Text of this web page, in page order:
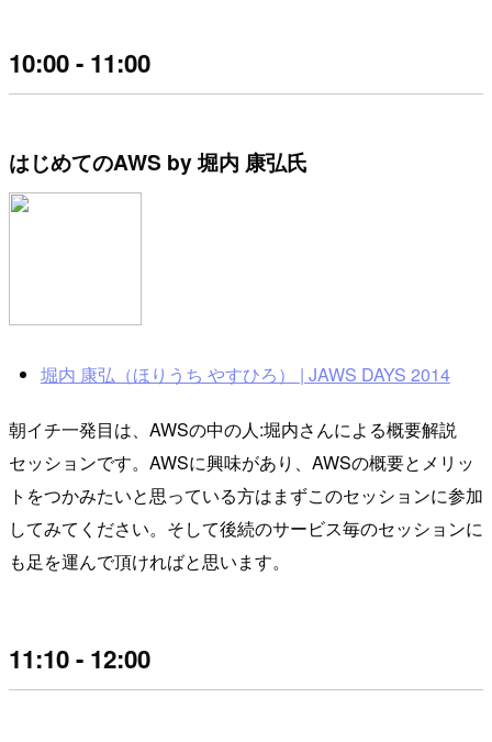
10:00 - 11:00
はじめてのAWS by 堀内 康弘氏
堀内 康弘（ほりうち やすひろ） | JAWS DAYS 2014
朝イチ一発目は、AWSの中の人:堀内さんによる概要解説
セッションです。AWSに興味があり、AWSの概要とメリッ
トをつかみたいと思っている方はまずこのセッションに参加
してみてください。そして後続のサービス毎のセッションに
も足を運んで頂ければと思います。
11:10 - 12:00